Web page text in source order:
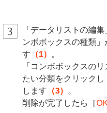
「データリストの編
ンボボックスの種類」
す （1） 。
「コンボボックスの
たい分類をクリックし
します （3） 。
削除が完了したら［